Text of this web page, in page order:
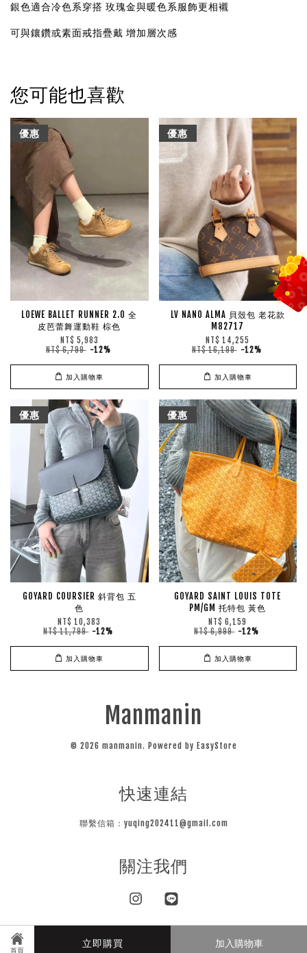
首頁
立即購買 加入購物車
銀色適合冷色系穿搭 玫瑰金與暖色系服飾更相襯
可與鑲鑽或素面戒指疊戴 增加層次感
您可能也喜歡
優惠
LOEWE BALLET RUNNER 2.0 全
皮芭蕾舞運動鞋 棕色
NT$ 5,983
NT$ 6,799 -12%
加入購物車
優惠
LV NANO ALMA 貝殼包 老花款
M82717
NT$ 14,255
NT$ 16,199 -12%
加入購物車
優惠
GOYARD COURSIER 斜背包 五
色
NT$ 10,383
NT$ 11,799 -12%
加入購物車
優惠
GOYARD SAINT LOUIS TOTE
PM/GM 托特包 黃色
NT$ 6,159
NT$ 6,999 -12%
加入購物車
Manmanin
© 2026 manmanin. Powered by EasyStore
快速連結
聯繫信箱：yuqing202411@gmail.com
關注我們
Instagram
JCB